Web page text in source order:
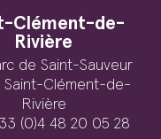
Clément-de-
Rivière
de Saint-Sauveur
Saint-Clément-de-
Rivière
(0)4 48 20 05 28